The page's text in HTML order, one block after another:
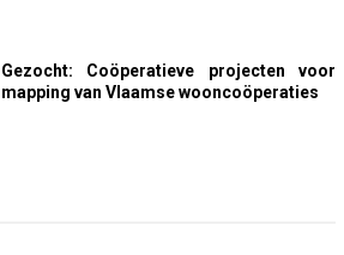
Gezocht: Coöperatieve projecten voor
mapping van Vlaamse wooncoöperaties